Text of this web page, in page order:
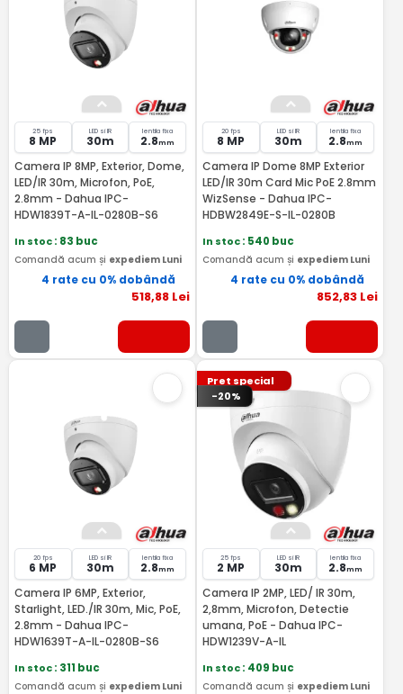
25 fps
8 MP
LED si IR
30m
lentila fixa
2.8mm
Camera IP 8MP, Exterior, Dome,
LED/IR 30m, Microfon, PoE,
2.8mm - Dahua IPC-
HDW1839T-A-IL-0280B-S6
In stoc: 83 buc
Comandă acum și expediem Luni
4 rate cu 0% dobândă
518,88Lei
20 fps
8 MP
LED si IR
30m
lentila fixa
2.8mm
Camera IP Dome 8MP Exterior
LED/IR 30m Card Mic PoE 2.8mm
WizSense - Dahua IPC-
HDBW2849E-S-IL-0280B
In stoc: 540 buc
Comandă acum și expediem Luni
4 rate cu 0% dobândă
852,83 Lei
20 fps
6 MP
LED si IR
30m
lentila fixa
2.8mm
Camera IP 6MP, Exterior,
Starlight, LED./IR 30m, Mic, PoE,
2.8mm - Dahua IPC-
HDW1639T-A-IL-0280B-S6
In stoc: 311 buc
Comandă acum și expediem Luni
Pret special
-20%
25 fps
2 MP
LED si IR
30m
lentila fixa
2.8mm
Camera IP 2MP, LED/ IR 30m,
2,8mm, Microfon, Detectie
umana, PoE - Dahua IPC-
HDW1239V-A-IL
In stoc: 409 buc
Comandă acum și expediem Luni